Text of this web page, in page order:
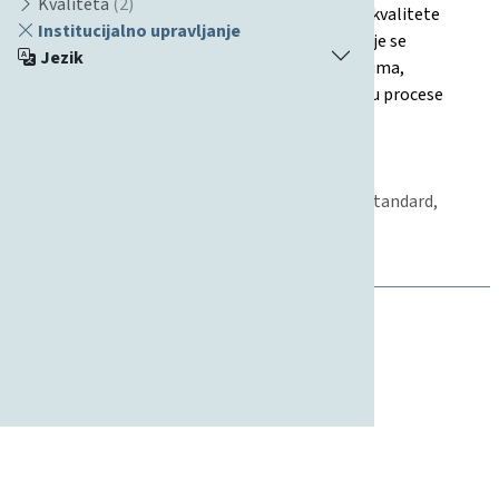
Institucijalno upravljanje
Jezik
omogućuju kontinuirano praćenje i poboljšanje kvalitete
svih segmenata fakulteta. Posebna pažnja pridaje se
mjerljivim ishodima, informiranju, odgovornostima,
financijskoj održivosti i uključivanju svih dionika u procese
Međunarodna suradnja, Znanost, Studentski standard,